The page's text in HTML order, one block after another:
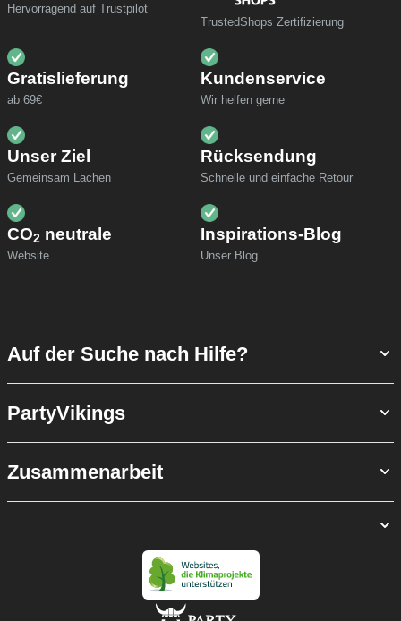
Hervorragend auf Trustpilot
TrustedShops Zertifizierung
Gratislieferung
ab 69€
Kundenservice
Wir helfen gerne
Unser Ziel
Gemeinsam Lachen
Rücksendung
Schnelle und einfache Retour
CO2 neutrale
Website
Inspirations-Blog
Unser Blog
Auf der Suche nach Hilfe?
PartyVikings
Zusammenarbeit